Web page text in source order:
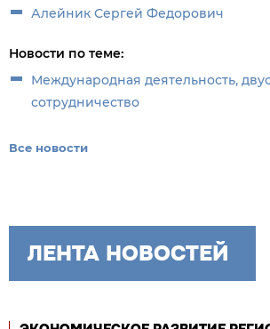
Алейник Сергей Федорович
Новости по теме:
Международная деятельность,
сотрудничество
Все новости
ЛЕНТА НОВОСТЕЙ